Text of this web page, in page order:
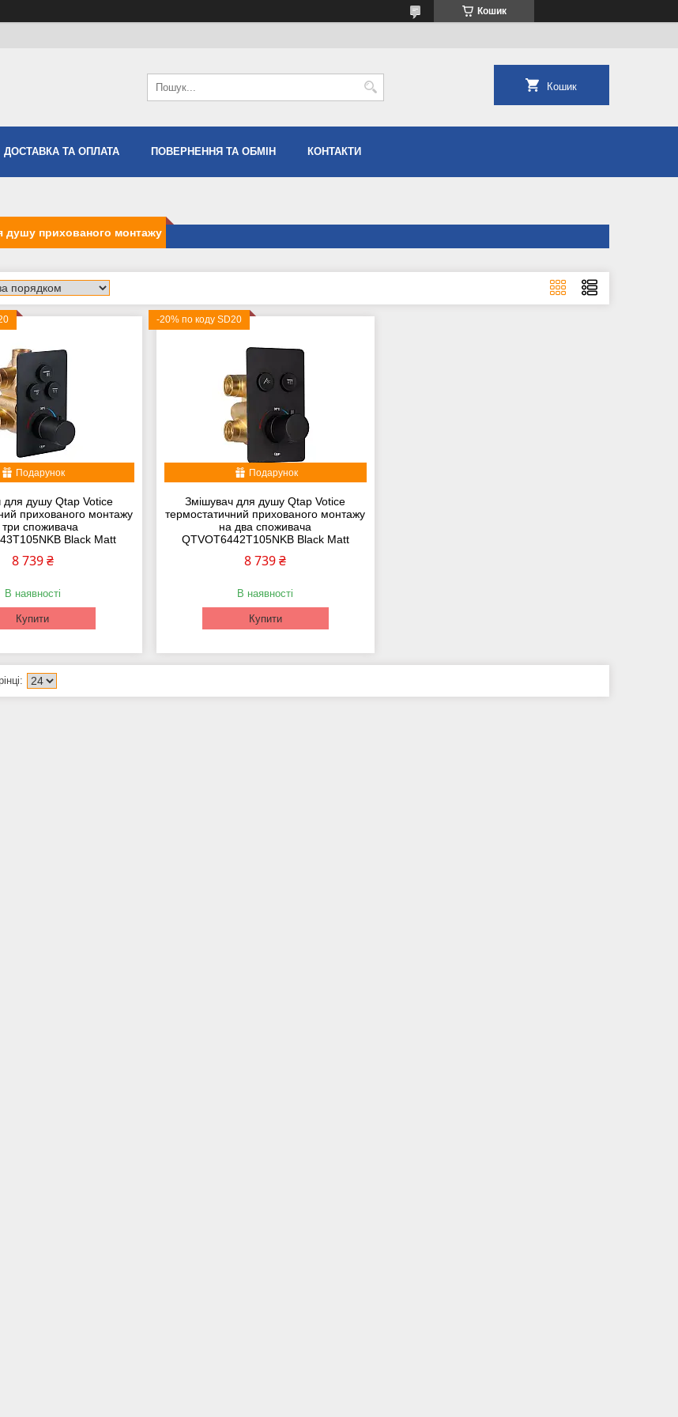
Кошик
Кошик
ДОСТАВКА ТА ОПЛАТА ПОВЕРНЕННЯ ТА ОБМІН КОНТАКТИ
душу прихованого монтажу
Подарунок
для душу Qtap Votice
прихованого монтажу
три споживача
Black Matt
8 739 ₴
В наявності
Купити
-20% по коду SD20
Подарунок
Змішувач для душу Qtap Votice
термостатичний прихованого монтажу
на два споживача
QTVOT6442T105NKB Black Matt
8 739 ₴
В наявності
Купити